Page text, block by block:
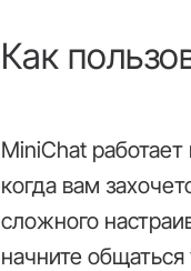
Как
MiniChat
когда вам
сложного
начните